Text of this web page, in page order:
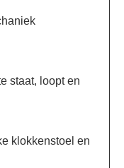
staat, loopt en
klokkenstoel en